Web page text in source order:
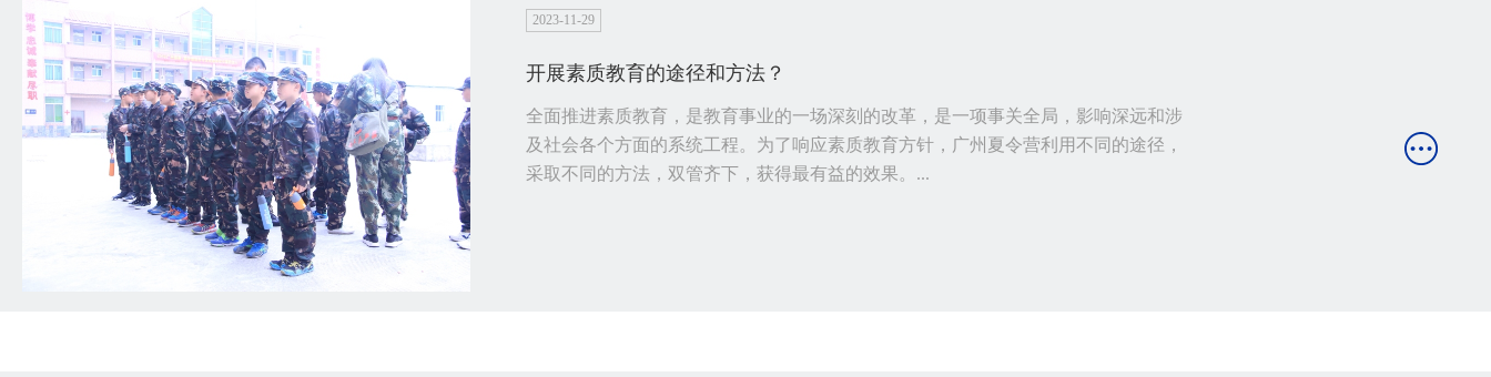
2023-11-29
开展素质教育的途径和方法？
全面推进素质教育，是教育事业的一场深刻的改革，是一项事关全局，影响深远和涉
及社会各个方面的系统工程。为了响应素质教育方针，广州夏令营利用不同的途径，
采取不同的方法，双管齐下，获得最有益的效果。...